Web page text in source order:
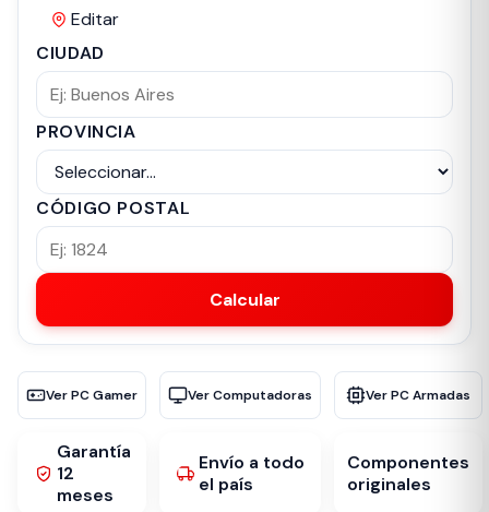
Editar
CIUDAD
PROVINCIA
CÓDIGO POSTAL
Calcular
Ver PC Gamer Ver Computadoras Ver PC Armadas
Garantía
12
meses
Envío a todo
el país
Componentes
originales